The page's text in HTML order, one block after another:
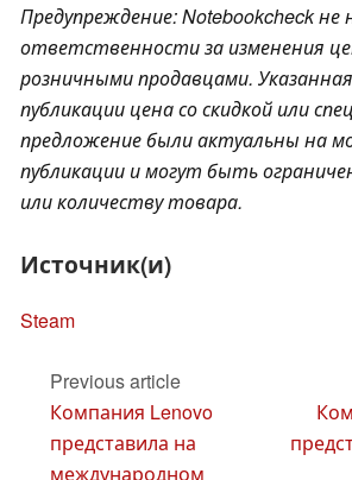
Предупреждение: Notebookcheck не
ответственности за изменения
розничными продавцами.
публикации цена со скидкой или
предложение были актуальны на
публикации и могут быть
или количеству товара.
Источник(и)
Steam
Previous article
Компания Lenovo
представила на
международном